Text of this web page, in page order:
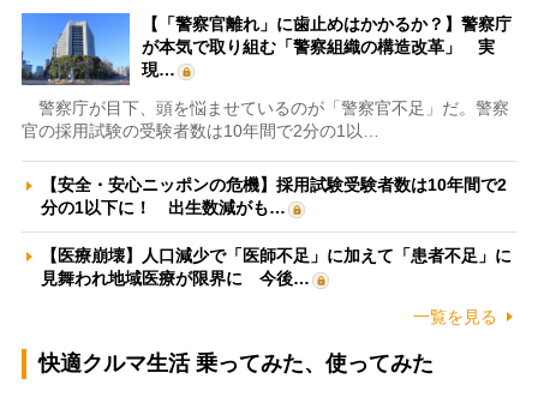
【「警察官離れ」に歯止めはかかるか？】警察庁
が本気で取り組む「警察組織の構造改革」 実
現…
警察庁が目下、頭を悩ませているのが「警察官不足」だ。警察
官の採用試験の受験者数は10年間で2分の1以…
【安全・安心ニッポンの危機】採用試験受験者数は10年間で2
分の1以下に！ 出生数減がも…
【医療崩壊】人口減少で「医師不足」に加えて「患者不足」に
見舞われ地域医療が限界に 今後…
一覧を見る
快適クルマ生活 乗ってみた、使ってみた